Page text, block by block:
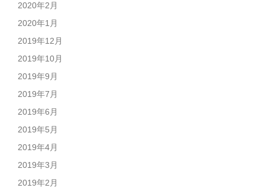
2020年2月
2020年1月
2019年12月
2019年10月
2019年9月
2019年7月
2019年6月
2019年5月
2019年4月
2019年3月
2019年2月